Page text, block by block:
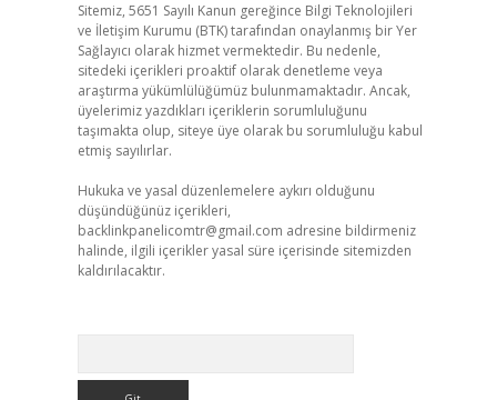
Sitemiz, 5651 Sayılı Kanun gereğince Bilgi Teknolojileri
ve İletişim Kurumu (BTK) tarafından onaylanmış bir Yer
Sağlayıcı olarak hizmet vermektedir. Bu nedenle,
sitedeki içerikleri proaktif olarak denetleme veya
araştırma yükümlülüğümüz bulunmamaktadır. Ancak,
üyelerimiz yazdıkları içeriklerin sorumluluğunu
taşımakta olup, siteye üye olarak bu sorumluluğu kabul
etmiş sayılırlar.
Hukuka ve yasal düzenlemelere aykırı olduğunu
düşündüğünüz içerikleri,
backlinkpanelicomtr@gmail.com adresine bildirmeniz
halinde, ilgili içerikler yasal süre içerisinde sitemizden
kaldırılacaktır.